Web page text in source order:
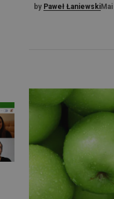
by Paweł ŁaniewskiMai